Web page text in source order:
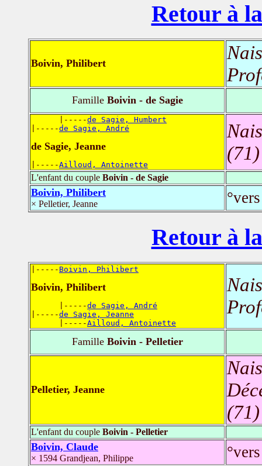
Retour à
Boivin, Philibert
FamilleBoivin - de Sagie
      |-----
de Sagie, Humbert
|-----de Sagie, André
de Sagie, Jeanne
|-----Ailloud, Antoinette
(71)
L'enfant du couple Boivin - de Sagie
Boivin, Philibert
× Pelletier, Jeanne
Retour à
|----- Boivin, Philibert
Boivin, Philibert
      |-----
de Sagie, André
|-----de Sagie, Jeanne
      |-----
Ailloud, Antoinette
FamilleBoivin - Pelletier
Pelletier, Jeanne
(71)
L'enfant du couple Boivin - Pelletier
Boivin, Claude
× 1594 Grandjean, Philippe